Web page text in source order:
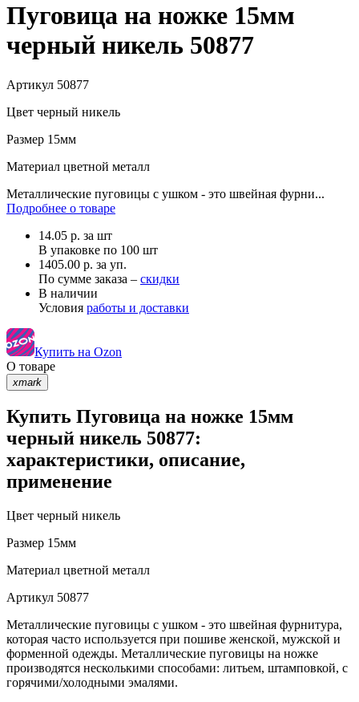
Пуговица на ножке 15мм
черный никель 50877
Артикул 50877
Цвет черный никель
Размер 15мм
Материал цветной металл
Металлические пуговицы с ушком - это швейная фурни...
Подробнее о товаре
14.05 р. за шт
В упаковке по 100 шт
1405.00 р. за уп.
По сумме заказа – скидки
В наличии
Условия работы и доставки
Купить на Ozon
О товаре
xmark
Купить Пуговица на ножке 15мм
черный никель 50877:
характеристики, описание,
применение
Цвет черный никель
Размер 15мм
Материал цветной металл
Артикул 50877
Металлические пуговицы с ушком - это швейная фурнитура,
которая часто используется при пошиве женской, мужской и
форменной одежды. Металлические пуговицы на ножке
производятся несколькими способами: литьем, штамповкой, с
горячими/холодными эмалями.